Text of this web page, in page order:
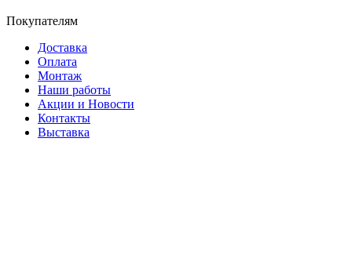
Покупателям
Доставка
Оплата
Монтаж
Наши работы
Акции и Новости
Контакты
Выставка